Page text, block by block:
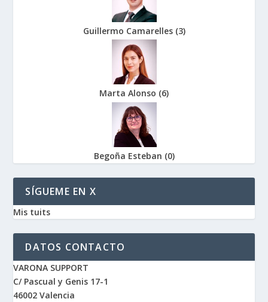
Guillermo Camarelles (3)
Marta Alonso (6)
Begoña Esteban (0)
SÍGUEME EN X
Mis tuits
DATOS CONTACTO
VARONA SUPPORT
C/ Pascual y Genis 17-1
46002 Valencia